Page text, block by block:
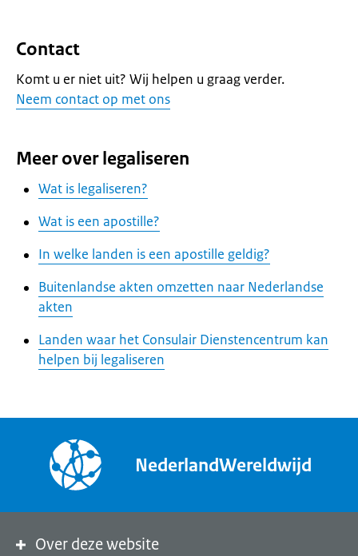
Contact
Komt u er niet uit? Wij helpen u graag verder.
Neem contact op met ons
Meer over legaliseren
Wat is legaliseren?
Wat is een apostille?
In welke landen is een apostille geldig?
Buitenlandse akten omzetten naar Nederlandse
akten
Landen waar het Consulair Dienstencentrum kan
helpen bij legaliseren
NederlandWereldwijd
Over deze website